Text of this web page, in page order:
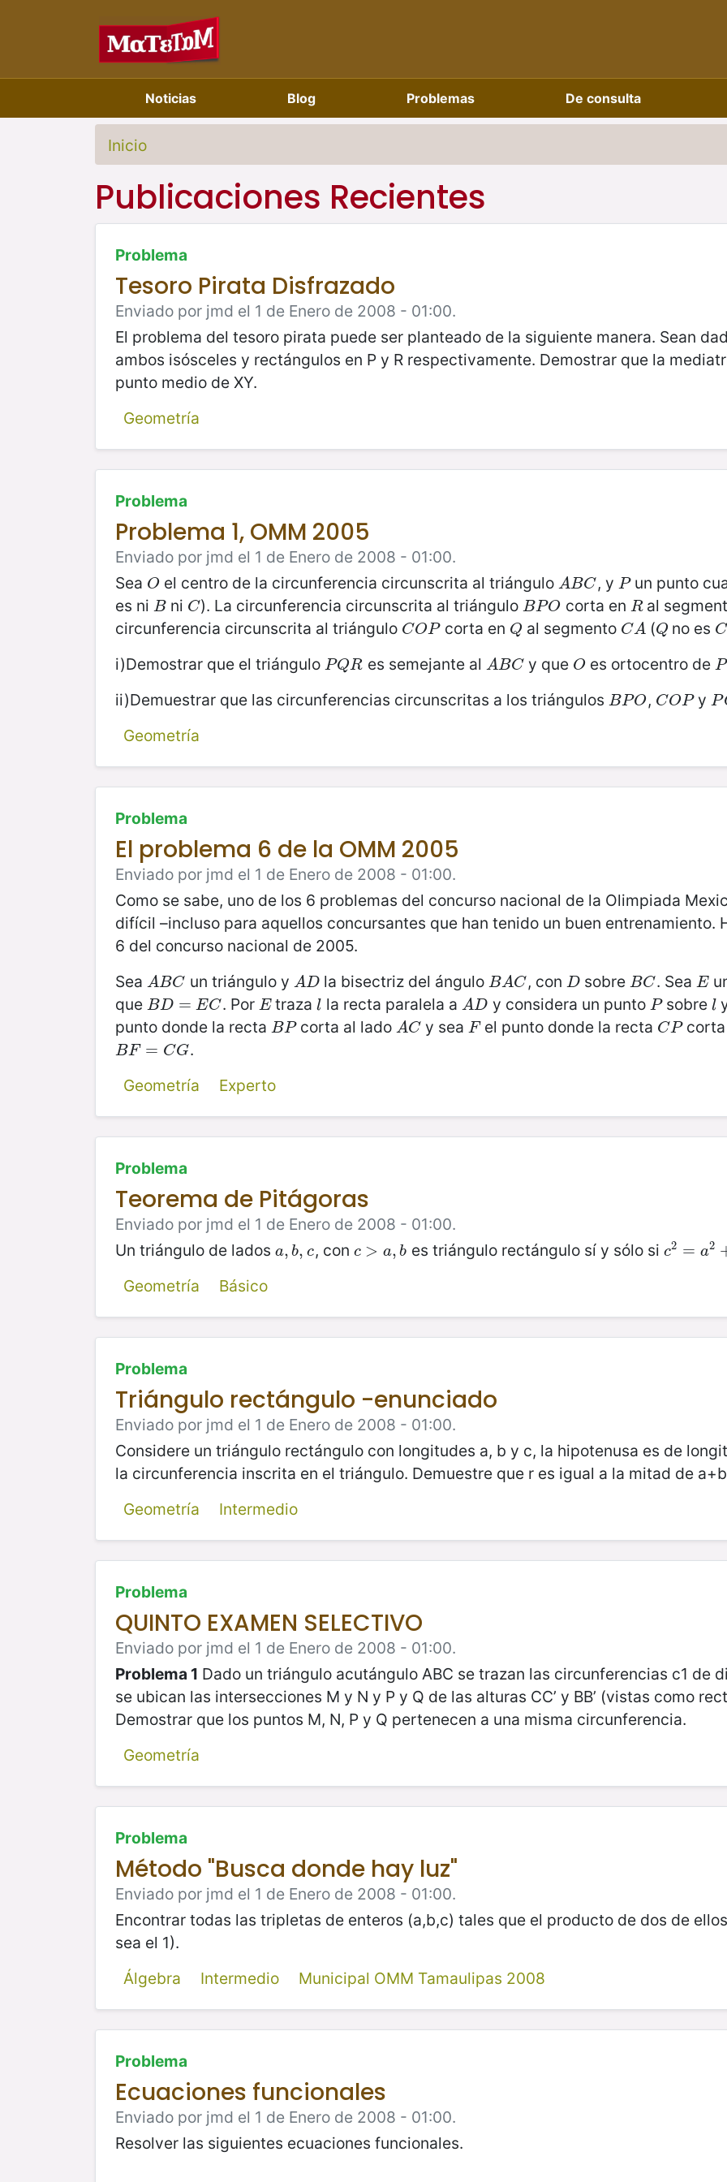
Noticias Blog Problemas De consulta
Inicio
Publicaciones Recientes
Problema
Tesoro Pirata Disfrazado
Enviado por jmd el 1 de Enero de 2008 - 01:00.
El problema del tesoro pirata puede ser planteado de la siguiente manera. Sean
ambos isósceles y rectángulos en P y R respectivamente. Demostrar que la
punto medio de XY.
Geometría
Problema
Problema 1, OMM 2005
Enviado por jmd el 1 de Enero de 2008 - 01:00.
Sea O
Oel centro de la circunferencia circunscrita al triángulo A BC
ABC , y P
Pun punto
es ni B
Bni C
C). La circunferencia circunscrita al triángulo BPO
BPO corta en R
Ral
circunferencia circunscrita al triángulo COP
COP corta en Q
Q al segmento CA
CA (Q
Q no es C
C
i)Demostrar que el triángulo PQ R
PQR es semejante al A BC
ABC y que O
O es ortocentro de P
P
ii)Demuestrar que las circunferencias circunscritas a los triángulos BPO
BPO , COP
COP y P
P
Geometría
Problema
El problema 6 de la OMM 2005
Enviado por jmd el 1 de Enero de 2008 - 01:00.
Como se sabe, uno de los 6 problemas del concurso nacional de la Olimpiada
difícil –incluso para aquellos concursantes que han tenido un buen entrenamiento.
6 del concurso nacional de 2005.
Sea A BC
ABC un triángulo y A D
AD la bisectriz del ángulo BAC
BAC , con D
D sobre BC
BC . Sea E
E
que BD = EC
BD= EC . Por E
E trazal
l la recta paralela a A D
AD y considera un punto P
Psobre l
l
punto donde la recta BP
BP corta al lado AC
AC y sea F
Fel punto donde la recta CP
CP corta
BF = CG
BF= CG
.
Geometría
Experto
Problema
Teorema de Pitágoras
Enviado por jmd el 1 de Enero de 2008 - 01:00.
Un triángulo de lados a, b, c
a,b,c , con c > a, b
c >a ,b es triángulo rectángulo sí y sólo sic2 = a2
c2 =a2+
Geometría
Básico
Problema
Triángulo rectángulo -enunciado
Enviado por jmd el 1 de Enero de 2008 - 01:00.
Considere un triángulo rectángulo con longitudes a, b y c, la hipotenusa es de
la circunferencia inscrita en el triángulo. Demuestre que r es igual a la mitad de
Geometría
Intermedio
Problema
QUINTO EXAMEN SELECTIVO
Enviado por jmd el 1 de Enero de 2008 - 01:00.
Problema 1 Dado un triángulo acutángulo ABC se trazan las circunferencias c1 de
se ubican las intersecciones M y N y P y Q de las alturas CC’ y BB’ (vistas como
Demostrar que los puntos M, N, P y Q pertenecen a una misma circunferencia.
Geometría
Problema
Método "Busca donde hay luz"
Enviado por jmd el 1 de Enero de 2008 - 01:00.
Encontrar todas las tripletas de enteros (a,b,c) tales que el producto de dos de
sea el 1).
Álgebra
Intermedio Municipal OMM Tamaulipas 2008
Problema
Ecuaciones funcionales
Enviado por jmd el 1 de Enero de 2008 - 01:00.
Resolver las siguientes ecuaciones funcionales.